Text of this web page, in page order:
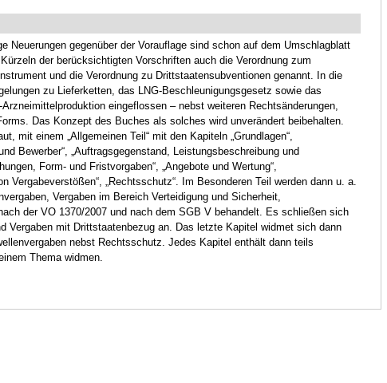
Neuerungen gegenüber der Vorauflage sind schon auf dem Umschlagblatt
der berücksichtigten Vorschriften auch die Verordnung zum
und die Verordnung zu Drittstaatensubventionen genannt. In die
zu Lieferketten, das LNG-Beschleunigungsgesetz sowie das
eingeflossen – nebst weiteren Rechtsänderungen,
Das Konzept des Buches als solches wird unverändert beibehalten.
mit einem „Allgemeinen Teil“ mit den Kapiteln „Grundlagen“,
Bewerber“, „Auftragsgegenstand, Leistungsbeschreibung und
Form- und Fristvorgaben“, „Angebote und Wertung“,
Vergabeverstößen“, „Rechtsschutz“. Im Besonderen Teil werden dann u. a.
Vergaben im Bereich Verteidigung und Sicherheit,
der VO 1370/2007 und nach dem SGB V behandelt. Es schließen sich
Vergaben mit Drittstaatenbezug an. Das letzte Kapitel widmet sich dann
nebst Rechtsschutz. Jedes Kapitel enthält dann teils
Thema widmen.